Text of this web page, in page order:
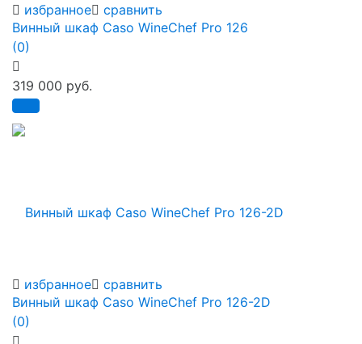
избранное сравнить
избранное сравнить
Винный шкаф Caso WineChef Pro 126
(0)
319 000 руб.
Винный шкаф Caso WineChef Pro 126-2D
(0)